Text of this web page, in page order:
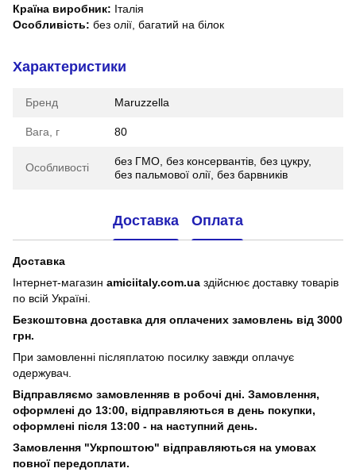
Країна виробник: Італія
Особливість: без олії, багатий на білок
Характеристики
Бренд Maruzzella
Вага, г 80
Особливості
без ГМО, без консервантів, без цукру,
без пальмової олії, без барвників
Доставка Оплата
Доставка
Інтернет-магазин amiciitaly.com.ua здійснює доставку товарів
по всій Україні.
Безкоштовна доставка для оплачених замовлень від 3000
грн.
При замовленні післяплатою посилку завжди оплачує
одержувач.
Відправляємо замовленняв в робочі дні. Замовлення,
оформлені до 13:00, відправляються в день покупки,
оформлені після 13:00 - на наступний день.
Замовлення "Укрпоштою" відправляються на умовах
повної передоплати.